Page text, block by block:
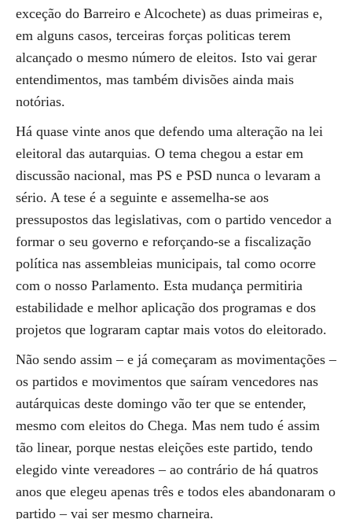
exceção do Barreiro e Alcochete) as duas primeiras e,
em alguns casos, terceiras forças politicas terem
alcançado o mesmo número de eleitos. Isto vai gerar
entendimentos, mas também divisões ainda mais
notórias.
Há quase vinte anos que defendo uma alteração na lei
eleitoral das autarquias. O tema chegou a estar em
discussão nacional, mas PS e PSD nunca o levaram a
sério. A tese é a seguinte e assemelha-se aos
pressupostos das legislativas, com o partido vencedor a
formar o seu governo e reforçando-se a fiscalização
política nas assembleias municipais, tal como ocorre
com o nosso Parlamento. Esta mudança permitiria
estabilidade e melhor aplicação dos programas e dos
projetos que lograram captar mais votos do eleitorado.
Não sendo assim – e já começaram as movimentações –
os partidos e movimentos que saíram vencedores nas
autárquicas deste domingo vão ter que se entender,
mesmo com eleitos do Chega. Mas nem tudo é assim
tão linear, porque nestas eleições este partido, tendo
elegido vinte vereadores – ao contrário de há quatros
anos que elegeu apenas três e todos eles abandonaram o
partido – vai ser mesmo charneira.